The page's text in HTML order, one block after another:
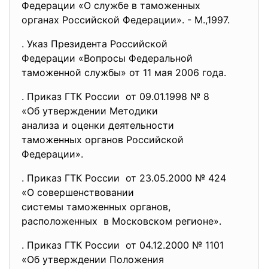
Федерации «О службе в таможенных
органах Российской Федерации». - М.,1997.
. Указ Президента Российской
Федерации «Вопросы Федеральной
таможенной службы» от 11 мая 2006 года.
. Приказ ГТК России от 09.01.1998 № 8
«Об утверждении Методики
анализа и оценки деятельности
таможенных органов Российской
Федерации».
. Приказ ГТК России от 23.05.2000 № 424
«О совершенствовании
системы таможенных органов,
расположенных в Московском регионе».
. Приказ ГТК России от 04.12.2000 № 1101
«Об утверждении Положения